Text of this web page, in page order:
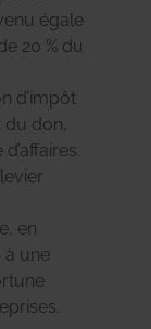
égale
20 % du
d’impôt
du don,
en
à une